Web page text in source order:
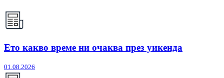
Ето какво време ни очаква през уикенда
01.08.2026